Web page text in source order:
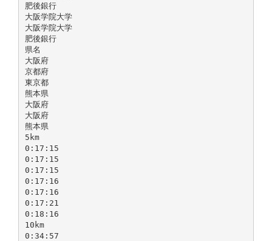
肥後銀行
大阪学院大学
大阪学院大学
肥後銀行
県名
大阪府
京都府
東京都
熊本県
大阪府
大阪府
熊本県
5km
0:17:15
0:17:15
0:17:15
0:17:16
0:17:16
0:17:21
0:18:16
10km
0:34:57